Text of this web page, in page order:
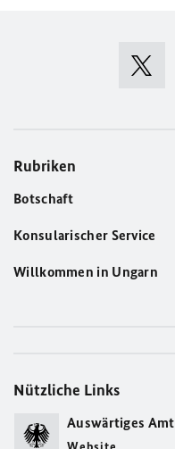
Rubriken
Botschaft
Konsularischer Service
Willkommen in Ungarn
Nützliche Links
Auswärtiges Amt